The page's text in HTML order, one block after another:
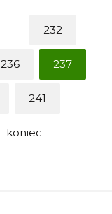
232
236 237
241
koniec